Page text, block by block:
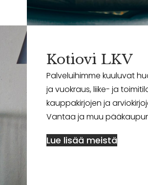
Kotiovi LKV
Palveluihimme kuuluvat
ja vuokraus, liike- ja
kauppakirjojen ja
Vantaa ja muu
Lue lisää meistä